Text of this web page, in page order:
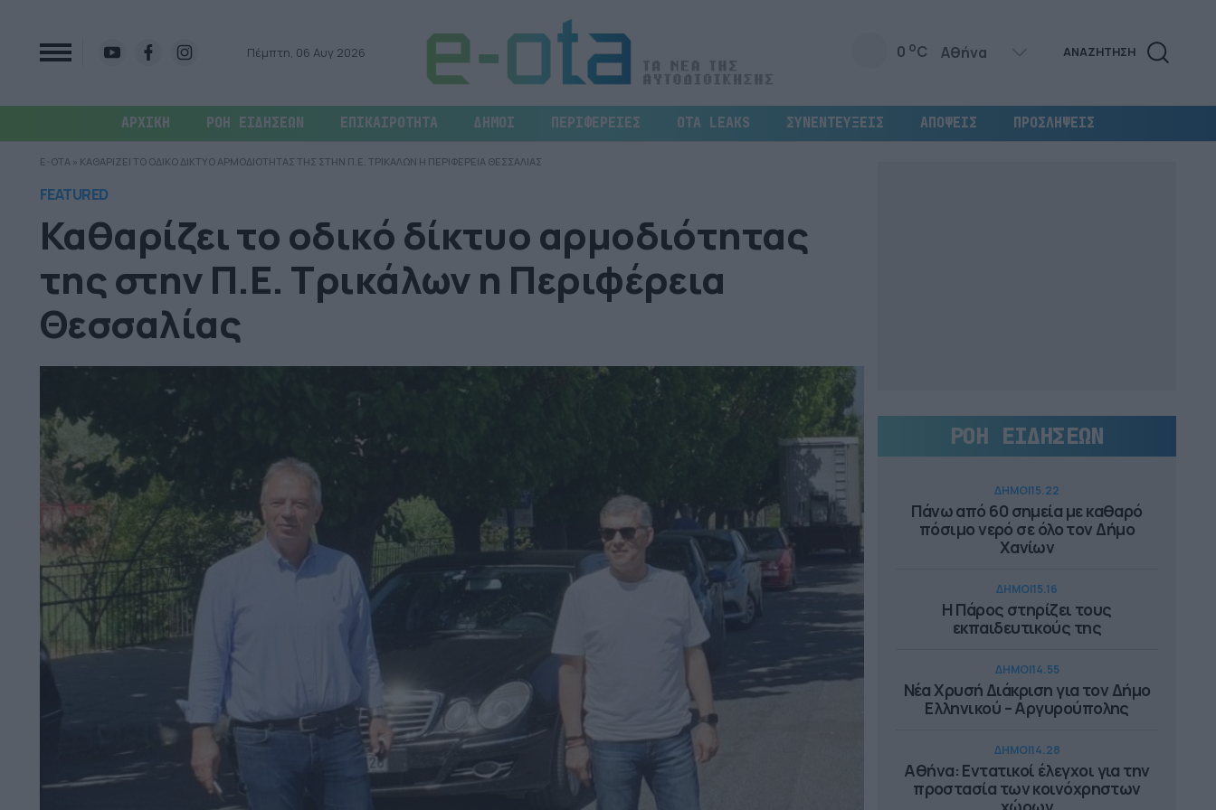
Πέμπτη, 06 Αυγ 2026 0 oC ΑΝΑΖΗΤΗΣΗ
ΑΡΧΙΚΗ ΡΟΗ ΕΙΔΗΣΕΩΝ ΕΠΙΚΑΙΡΟΤΗΤΑ ΔΗΜΟΙ ΠΕΡΙΦΕΡΕΙΕΣ OTA LEAKS ΣΥΝΕΝΤΕΥΞΕΙΣ ΑΠΟΨΕΙΣ ΠΡΟΣΛΗΨΕΙΣ
E-OTA » ΚΑΘΑΡΙΖΕΙ ΤΟ ΟΔΙΚΟ ΔΙΚΤΥΟ ΑΡΜΟΔΙΟΤΗΤΑΣ ΤΗΣ ΣΤΗΝ Π.Ε. ΤΡΙΚΑΛΩΝ Η ΠΕΡΙΦΕΡΕΙΑ ΘΕΣΣΑΛΙΑΣ
FEATURED
Καθαρίζει το οδικό δίκτυο αρμοδιότητας
της στην Π.Ε. Τρικάλων η Περιφέρεια
Θεσσαλίας
ΡΟΗ ΕΙΔΗΣΕΩΝ
ΔΗΜΟΙ15.22
Πάνω από 60 σημεία με καθαρό
πόσιμο νερό σε όλο τον Δήμο
Χανίων
ΔΗΜΟΙ15.16
Η Πάρος στηρίζει τους
εκπαιδευτικούς της
ΔΗΜΟΙ14.55
Νέα Χρυσή Διάκριση για τον Δήμο
Ελληνικού – Αργυρούπολης
ΔΗΜΟΙ14.28
Αθήνα: Εντατικοί έλεγχοι για την
προστασία των κοινόχρηστων